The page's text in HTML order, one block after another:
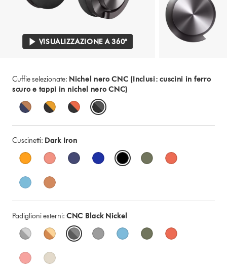
VISUALIZZAZIONE A 360°
Cuffie selezionate: Nichel nero CNC (Inclusi: cuscini in ferro
scuro e tappi in nichel nero CNC)
Cuscinetti: Dark Iron
Padiglioni esterni: CNC Black Nickel